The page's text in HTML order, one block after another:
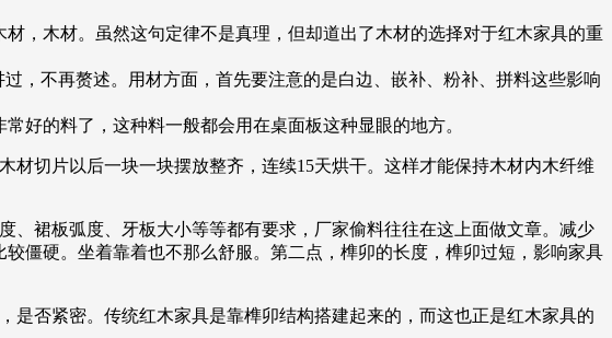
，木材。虽然这句定律不是真理，但却道出了木材的选择对于红木家具的重
，不再赘述。用材方面，首先要注意的是白边、嵌补、粉补、拼料这些影响
好的料了，这种料一般都会用在桌面板这种显眼的地方。
切片以后一块一块摆放整齐，连续15天烘干。这样才能保持木材内木纤维
裙板弧度、牙板大小等等都有要求，厂家偷料往往在这上面做文章。减少
僵硬。坐着靠着也不那么舒服。第二点，榫卯的长度，榫卯过短，影响家具
否紧密。传统红木家具是靠榫卯结构搭建起来的，而这也正是红木家具的